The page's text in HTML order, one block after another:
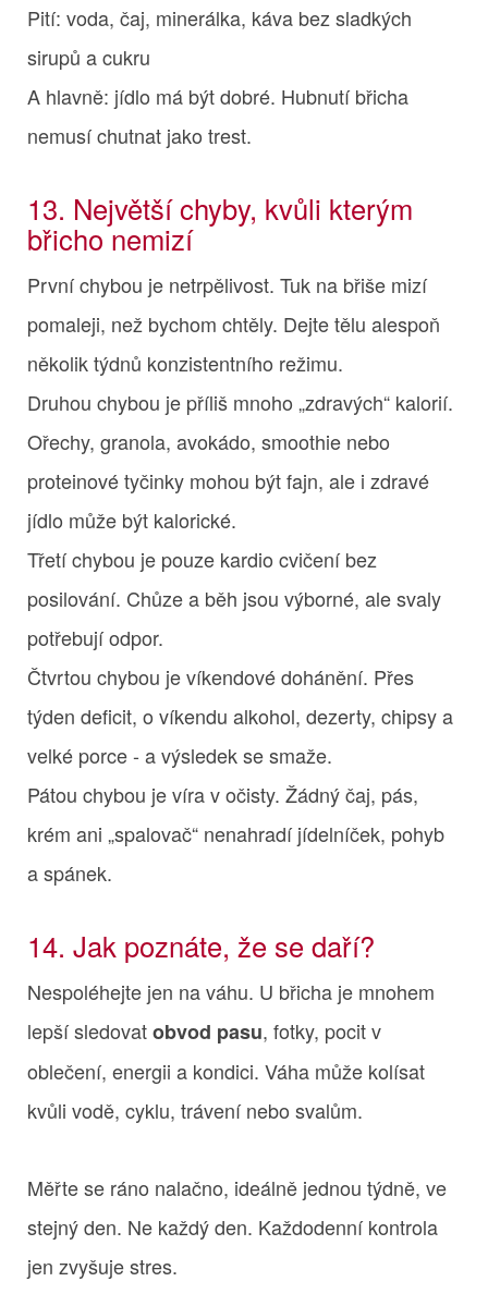
Pití: voda, čaj, minerálka, káva bez sladkých
sirupů a cukru
A hlavně: jídlo má být dobré. Hubnutí břicha
nemusí chutnat jako trest.
13. Největší chyby, kvůli kterým
břicho nemizí
První chybou je netrpělivost. Tuk na břiše mizí
pomaleji, než bychom chtěly. Dejte tělu alespoň
několik týdnů konzistentního režimu.
Druhou chybou je příliš mnoho „zdravých“ kalorií.
Ořechy, granola, avokádo, smoothie nebo
proteinové tyčinky mohou být fajn, ale i zdravé
jídlo může být kalorické.
Třetí chybou je pouze kardio cvičení bez
posilování. Chůze a běh jsou výborné, ale svaly
potřebují odpor.
Čtvrtou chybou je víkendové dohánění. Přes
týden deficit, o víkendu alkohol, dezerty, chipsy a
velké porce - a výsledek se smaže.
Pátou chybou je víra v očisty. Žádný čaj, pás,
krém ani „spalovač“ nenahradí jídelníček, pohyb
a spánek.
14. Jak poznáte, že se daří?
Nespoléhejte jen na váhu. U břicha je mnohem
lepší sledovatobvod pasu, fotky, pocit v
oblečení, energii a kondici. Váha může kolísat
kvůli vodě, cyklu, trávení nebo svalům.
Měřte se ráno nalačno, ideálně jednou týdně, ve
stejný den. Ne každý den. Každodenní kontrola
jen zvyšuje stres.